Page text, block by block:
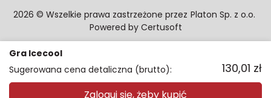
Gra Icecool
Sugerowana cena detaliczna (brutto):
130,01 zł
Zaloguj się, żeby kupić
2026 © Wszelkie prawa zastrzeżone przez Platon Sp. z o.o.
Powered by Certusoft